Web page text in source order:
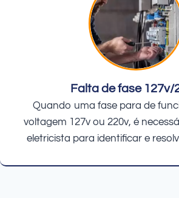
Falta de fase 127v/
Quando uma fase para de
voltagem 127v ou 220v, é
eletricista para identificar e